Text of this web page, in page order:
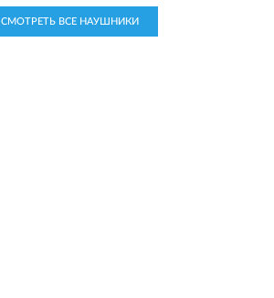
СМОТРЕТЬ ВСЕ НАУШНИКИ